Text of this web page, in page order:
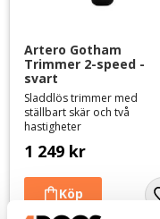
Artero Gotham
Trimmer 2-speed -
svart
Sladdlös trimmer med
ställbart skär och två
hastigheter
1 249 kr